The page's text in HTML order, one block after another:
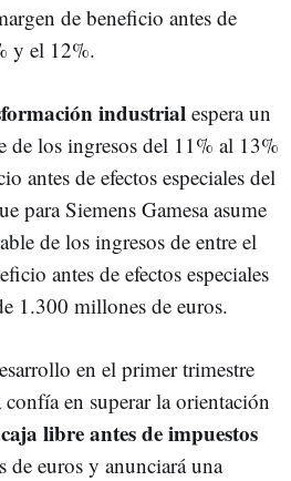
de beneficio antes de
y el 12%.
industrial espera un
de los ingresos del 11% al 13%
antes de efectos especiales del
para Siemens Gamesa asume
de los ingresos de entre el
antes de efectos especiales
1.300 millones de euros.
en el primer trimestre
en superar la orientación
libreantes de impuestos
de euros y anunciará una